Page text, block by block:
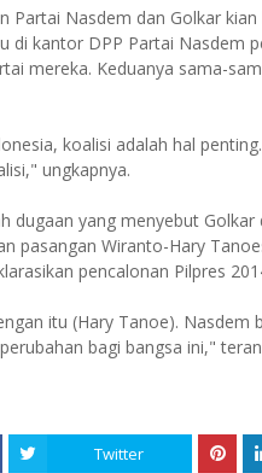
Partai Nasdem dan Golkar
di kantor DPP Partai Nasdem
mereka. Keduanya sama-
koalisi adalah hal
ungkapnya.
dugaan yang menyebut
pasangan Wiranto-Hary
pencalonan Pilpres
itu (Hary Tanoe).
bagi bangsa ini,"
Twitter